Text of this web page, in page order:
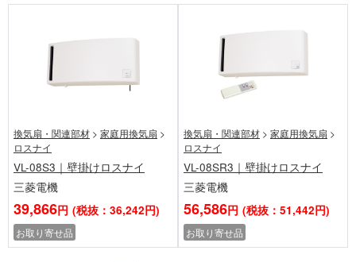
換気扇・関連部材 > 家庭用換気扇 >
ロスナイ
VL-08S3｜壁掛けロスナイ
三菱電機
39,866円 (税抜：36,242円)
お取り寄せ品
換気扇・関連部材 > 家庭用換気扇 >
ロスナイ
VL-08SR3｜壁掛けロスナイ
三菱電機
56,586円 (税抜：51,442円)
お取り寄せ品